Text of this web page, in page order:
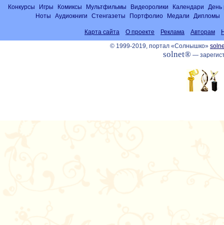
Конкурсы Игры Комиксы Мультфильмы Видеоролики Календари
День
Ноты
Аудиокниги Стенгазеты Портфолио Медали Дипломы
Карта сайта О проекте Реклама Авторам
© 1999-2019, портал «Солнышко»
solnet®—